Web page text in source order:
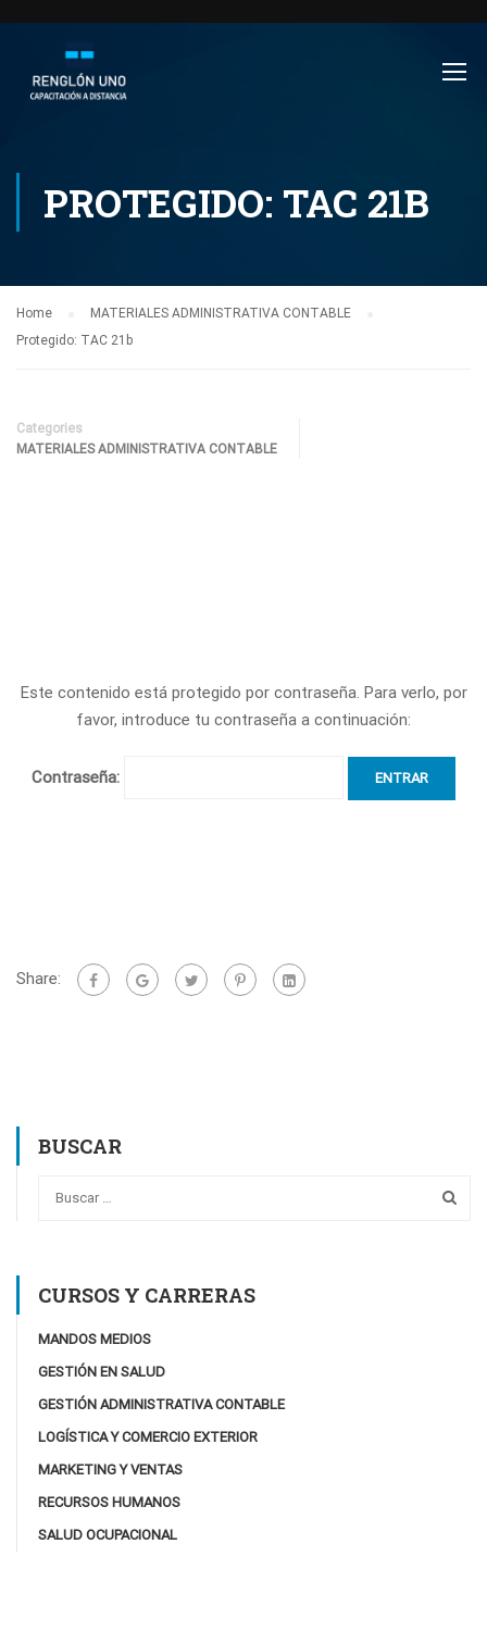
PROTEGIDO: TAC 21B
Home
MATERIALES ADMINISTRATIVA CONTABLE
Protegido: TAC 21b
Categories
MATERIALES ADMINISTRATIVA CONTABLE
Este contenido está protegido por contraseña. Para verlo, por
favor, introduce tu contraseña a continuación:
Contraseña:
Share:
BUSCAR
CURSOS Y CARRERAS
MANDOS MEDIOS
GESTIÓN EN SALUD
GESTIÓN ADMINISTRATIVA CONTABLE
LOGÍSTICA Y COMERCIO EXTERIOR
MARKETING Y VENTAS
RECURSOS HUMANOS
SALUD OCUPACIONAL